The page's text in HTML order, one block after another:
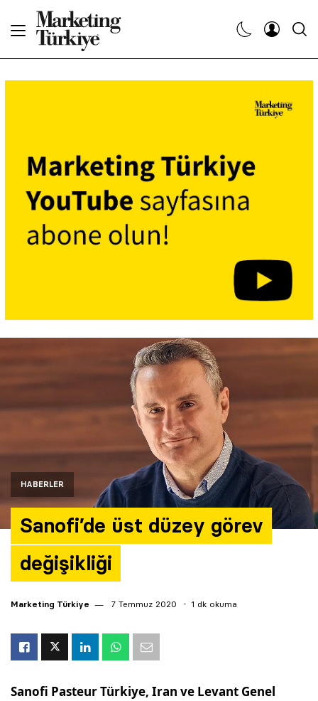
HABERLER
Sanofi’de üst düzey görev
değişikliği
Marketing Türkiye 7 Temmuz 2020 1 dk okuma
Sanofi Pasteur Türkiye, Iran ve Levant Genel
Dergiler
Etkinlikler